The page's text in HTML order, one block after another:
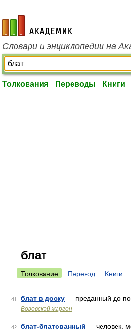
academic.ru
Словари и энциклопедии на
Толкования Переводы Книги
блат
Толкование Перевод Книги
41 блат в доску — преданный до
Воровской жаргон
42 блат-блатованный — человек,